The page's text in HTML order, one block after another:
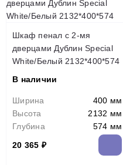
Шкаф пенал с 2-мя
дверцами Дублин Special
White/Белый 2132*400*574
В наличии
Ширина
400 мм
Высота
2132 мм
Глубина
574 мм
20 365 ₽